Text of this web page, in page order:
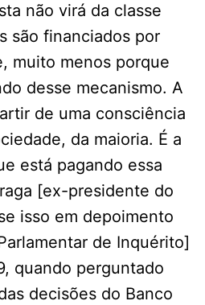
não virá da classe
são financiados por
muito menos porque
desse mecanismo. A
de uma consciência
da maioria. É a
está pagando essa
[ex-presidente do
isso em depoimento
de Inquérito]
quando perguntado
decisões do Banco